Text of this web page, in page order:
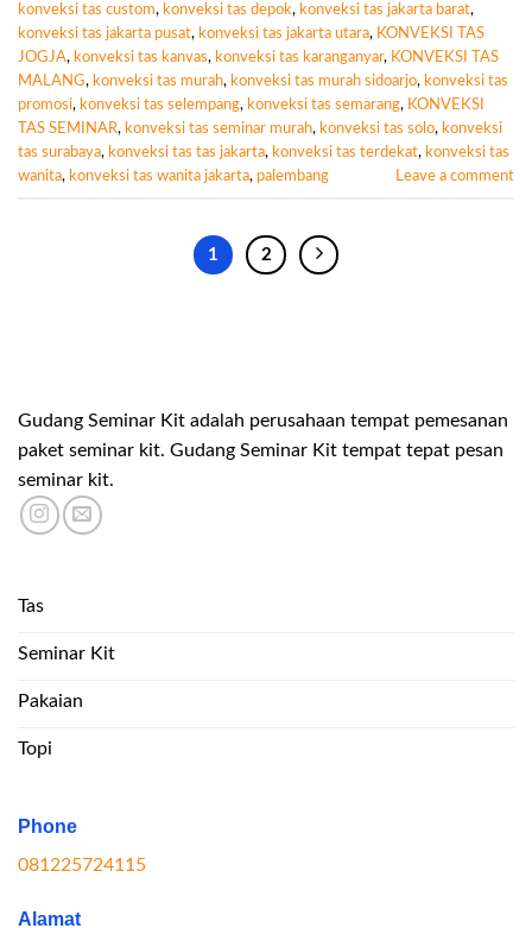
konveksi tas custom, konveksi tas depok, konveksi tas jakarta barat,
konveksi tas jakarta pusat, konveksi tas jakarta utara, KONVEKSI TAS
JOGJA, konveksi tas kanvas, konveksi tas karanganyar, KONVEKSI TAS
MALANG, konveksi tas murah, konveksi tas murah sidoarjo, konveksi tas
promosi, konveksi tas selempang, konveksi tas semarang, KONVEKSI
TAS SEMINAR, konveksi tas seminar murah, konveksi tas solo, konveksi
tas surabaya, konveksi tas tas jakarta, konveksi tas terdekat, konveksi tas
wanita, konveksi tas wanita jakarta, palembang Leave a comment
1 2
Gudang Seminar Kit adalah perusahaan tempat pemesanan
paket seminar kit. Gudang Seminar Kit tempat tepat pesan
seminar kit.
Tas
Seminar Kit
Pakaian
Topi
Phone
081225724115
Alamat